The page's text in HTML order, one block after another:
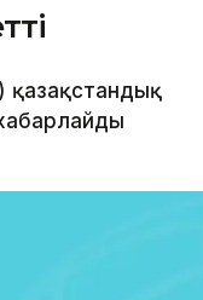
қазақстандық